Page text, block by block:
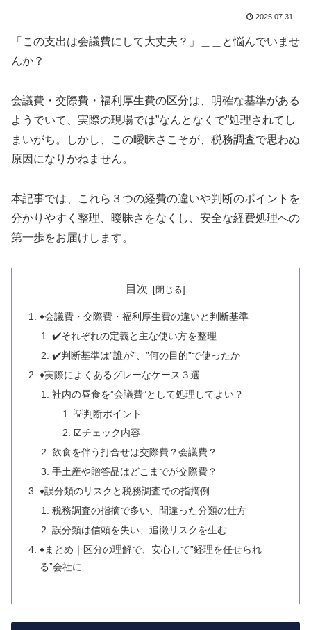
2025.07.31
「この支出は会議費にして大丈夫？」＿＿と悩んでいませ
んか？
会議費・交際費・福利厚生費の区分は、明確な基準がある
ようでいて、実際の現場では”なんとなくで”処理されてし
まいがち。しかし、この曖昧さこそが、税務調査で思わぬ
原因になりかねません。
本記事では、これら３つの経費の違いや判断のポイントを
分かりやすく整理、曖昧さをなくし、安全な経費処理への
第一歩をお届けします。
目次
♦️会議費・交際費・福利厚生費の違いと判断基準
✔️それぞれの定義と主な使い方を整理
✔️判断基準は”誰が”、”何の目的”で使ったか
♦️実際によくあるグレーなケース３選
社内の昼食を”会議費”として処理してよい？
💡判断ポイント
☑️チェック内容
飲食を伴う打合せは交際費？会議費？
手土産や贈答品はどこまでが交際費？
♦️誤分類のリスクと税務調査での指摘例
税務調査の指摘で多い、間違った分類の仕方
誤分類は信頼を失い、追徴リスクを生む
♦️まとめ｜区分の理解で、安心して”経理を任せられ
る”会社に